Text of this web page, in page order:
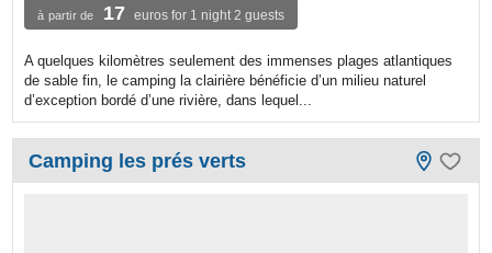
à partir de 17 euros for 1 night 2 guests
A quelques kilomètres seulement des immenses plages atlantiques
de sable fin, le camping la clairière bénéficie d’un milieu naturel
d’exception bordé d’une rivière, dans lequel...
Camping les prés verts